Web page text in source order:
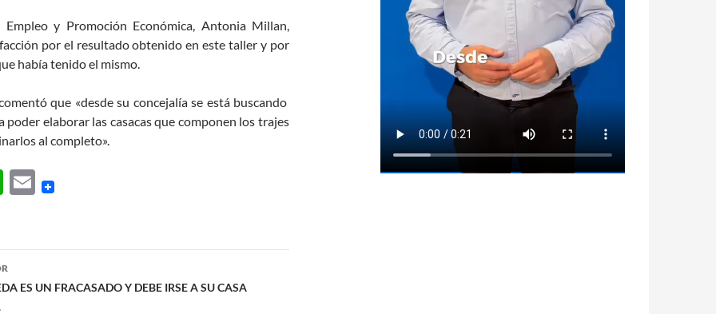
Empleo y Promoción Económica, Antonia Millan,
por el resultado obtenido en este taller y por
había tenido el mismo.
que «desde su concejalía se está buscando
poder elaborar las casacas que componen los trajes
al completo».
W
s
A
E
ES UN FRACASADO Y DEBE IRSE A SU CASA